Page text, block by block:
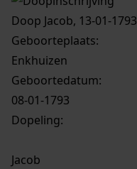
Doop Jacob, 13-01-1793
Geboorteplaats:
Enkhuizen
Geboortedatum:
08-01-1793
Dopeling:
Jacob